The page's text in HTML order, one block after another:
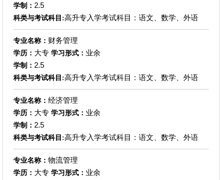
学制： 2.5
科类与考试科目:高升专入学考试科目：语文、数学、外语
专业名称： 财务管理
学历： 大专 学习形式： 业余
学制： 2.5
科类与考试科目:高升专入学考试科目：语文、数学、外语
专业名称： 经济管理
学历： 大专 学习形式： 业余
学制： 2.5
科类与考试科目:高升专入学考试科目：语文、数学、外语
专业名称： 物流管理
学历： 大专 学习形式： 业余